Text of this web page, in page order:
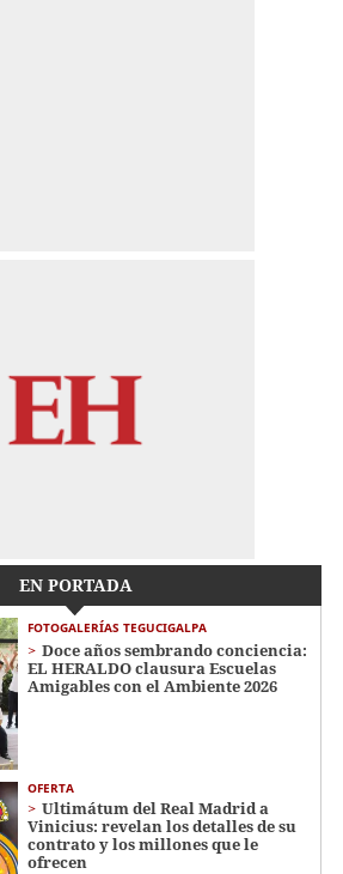
EN PORTADA
FOTOGALERÍAS TEGUCIGALPA
Doce años sembrando conciencia:
EL HERALDO clausura Escuelas
Amigables con el Ambiente 2026
OFERTA
Ultimátum del Real Madrid a
Vinicius: revelan los detalles de su
contrato y los millones que le
ofrecen